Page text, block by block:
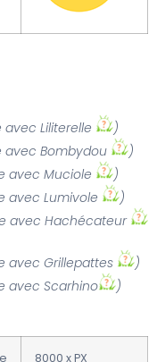
Liliterelle
)
avec Bombydou
)
avec Muciole
)
avec Lumivole
)
avec Hachécateur
avec Grillepattes
)
avec Scarhino )
8000 x PX